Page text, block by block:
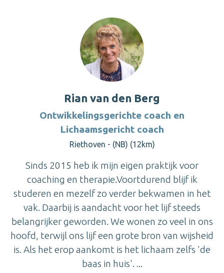
Rian van den Berg
Ontwikkelingsgerichte coach en
Lichaamsgericht coach
Riethoven - (NB) (12km)
Sinds 2015 heb ik mijn eigen praktijk voor
coaching en therapie.Voortdurend blijf ik
studeren en mezelf zo verder bekwamen in het
vak. Daarbij is aandacht voor het lijf steeds
belangrijker geworden. We wonen zo veel in ons
hoofd, terwijl ons lijf een grote bron van wijsheid
is. Als het erop aankomt is het lichaam zelfs 'de
baas in huis'. ...